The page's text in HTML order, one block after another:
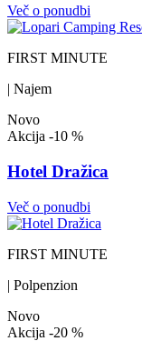
Več o ponudbi
FIRST MINUTE
| Najem
Novo
Akcija -10 %
Hotel Dražica
Več o ponudbi
FIRST MINUTE
| Polpenzion
Novo
Akcija -20 %